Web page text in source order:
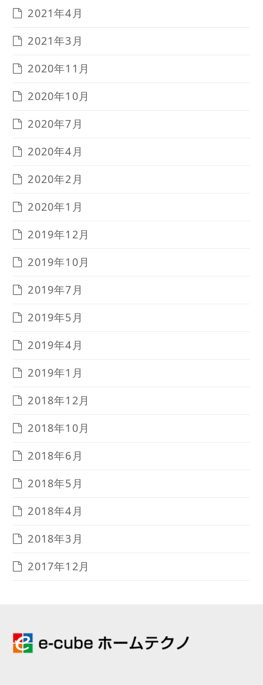
2021年4月
2021年3月
2020年11月
2020年10月
2020年7月
2020年4月
2020年2月
2020年1月
2019年12月
2019年10月
2019年7月
2019年5月
2019年4月
2019年1月
2018年12月
2018年10月
2018年6月
2018年5月
2018年4月
2018年3月
2017年12月